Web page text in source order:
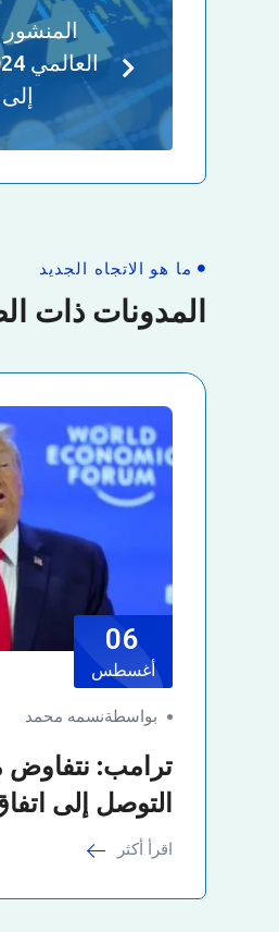
ما هو الاتجاه الجديد
المدونات ذات
06
أغسطس
بواسطةنسمه محمد
ترامب: نتفاوض
التوصل إلى
اقرأ أكثر